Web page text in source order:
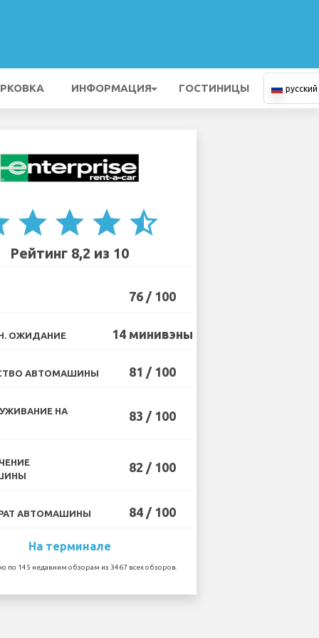
ИНФОРМАЦИЯ ГОСТИНИЦЫ русский
star star star star_half
Рейтинг 8,2 из 10
76 / 100
ОЖИДАНИЕ 14 минивэны
АВТОМАШИНЫ 81 / 100
НА
83 / 100
82 / 100
АВТОМАШИНЫ 84 / 100
На терминале
по 145 недавним обзорам из 3467 всех обзоров.